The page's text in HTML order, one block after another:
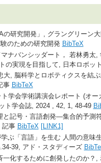
の研究開発」, グラングリー
のための研究開発 BibTeX
ナバンシッダート， 若林勇太,
の実現を目指して, 日本ロボ
脳科学とロボティクスを結ぶ
事 BibTeX
学会学術講演会レポート (オ
ト学会誌, 2024 , 42, 1, 48-49
と記号・言語創発—集合的予測
記事 BibTeX [LINK1]
ぶ「言語」を生む 人間の意味
39, アド・スタディーズ
化するために創発したのか？